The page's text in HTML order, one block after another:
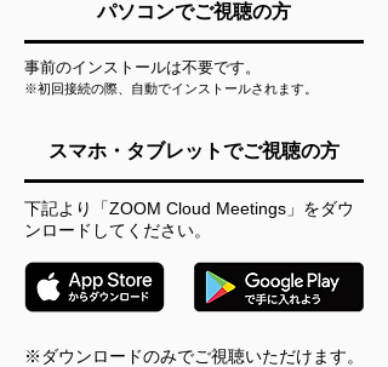
​パソコンでご視聴の方
事前のインストールは不要です。
※初回接続の際、自動でインストールされます。
スマホ・タブレットでご視聴の方
下記より「ZOOM Cloud Meetings」をダウ
ンロードしてください。
※ダウンロードのみでご視聴いただけます。